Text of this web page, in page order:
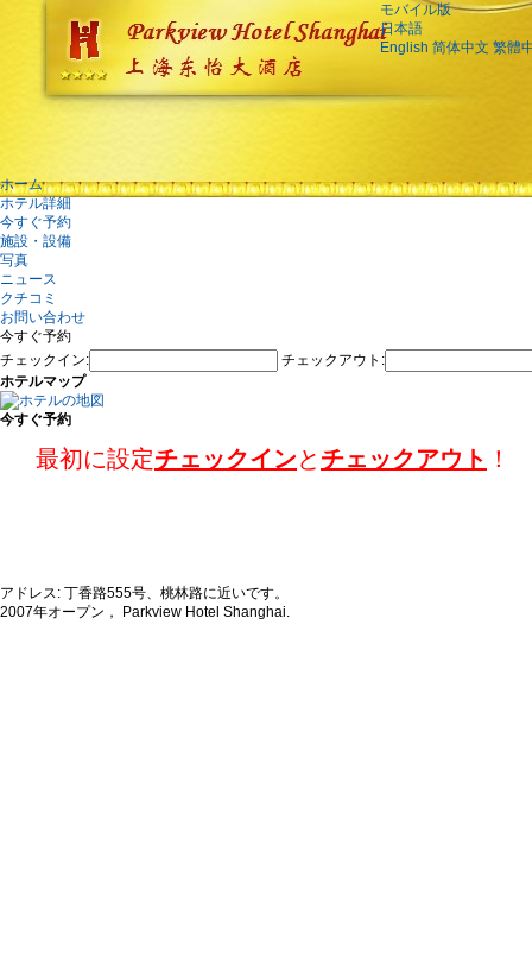
モバイル版
日本語
English 简体中文 繁體
ホーム
ホテル詳細
今すぐ予約
施設・設備
写真
ニュース
クチコミ
お問い合わせ
今すぐ予約
チェックイン:
チェックアウト:
ホテルマップ
今すぐ予約
最初に設定チェックインと チェックアウト ！
アドレス: 丁香路555号、桃林路に近いです。
2007年オープン， Parkview Hotel Shanghai.